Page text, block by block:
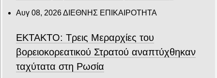
Αυγ 08, 2026ΔΙΕΘΝΗΣ ΕΠΙΚΑΙΡΟΤΗΤΑ
ΕΚΤΑΚΤΟ: Τρεις Μεραρχίες του
βορειοκορεατικού Στρατού αναπτύχθηκαν
ταχύτατα στη Ρωσία